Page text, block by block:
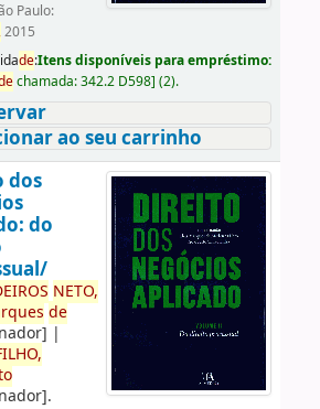
Paulo:
2015
de:Itens disponíveis para empréstimo:
chamada:342.2 D598] (2).
ao seu carrinho
dos
do
IROS NETO,
de
|
.